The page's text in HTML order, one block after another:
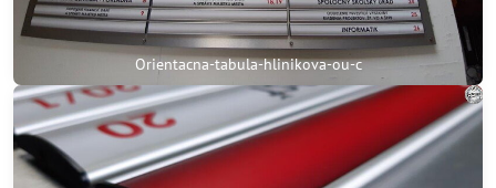
Orientacna-tabula-hlinikova-ou-c